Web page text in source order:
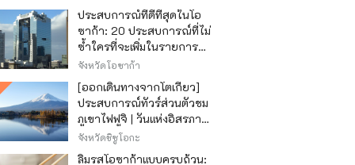
ประสบการณ์ที่ดีที่สุดในโอ
ซาก้า: 20 ประสบการณ์ที่ไม่
ซ้ำใครที่จะเพิ่มในรายการสิ่ง
ที่อยากทำในการเดินทาง
ของคุณ
จังหวัดโอซาก้า
[ออกเดินทางจากโตเกียว]
ประสบการณ์ทัวร์ส่วนตัวชม
ภูเขาไฟฟูจิ | วันแห่งอิสรภาพ
สุดหรู
จังหวัดชิซูโอกะ
ลิ้มรสโอซาก้าแบบครบถ้วน: